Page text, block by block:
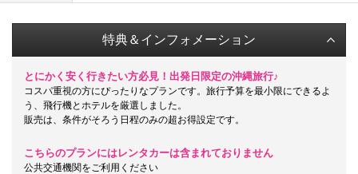
特典＆インフォメーション
とにかく安く行きたい方必見！出発日限定の沖縄旅行♪
コスパ重視の方にぴったりなプランです。旅行予算を最小限にできるよ
う、飛行機とホテルを厳選しました。
販売は、条件がそろう日程のみの超お得設定です。
こちらのプランにはレンタカーは含まれておりません
公共交通機関をご利用ください